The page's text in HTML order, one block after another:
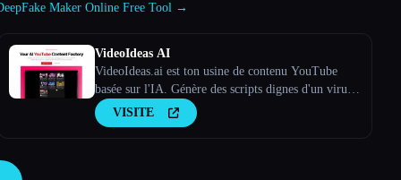
Maker Online Free Tool →
VideoIdeas AI
VideoIdeas.ai est ton usine de contenu YouTube
basée sur l'IA. Génère des scripts dignes d'un virus,
de nouvelles idées de vidéos et du contenu captivant
en quelques minutes.
VISITE